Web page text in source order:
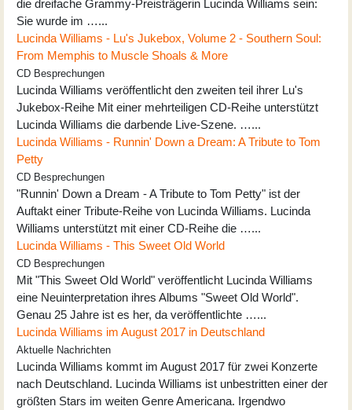
die dreifache Grammy-Preisträgerin Lucinda Williams sein:
Sie wurde im …...
Lucinda Williams - Lu's Jukebox, Volume 2 - Southern Soul:
From Memphis to Muscle Shoals & More
CD Besprechungen
Lucinda Williams veröffentlicht den zweiten teil ihrer Lu's
Jukebox-Reihe Mit einer mehrteiligen CD-Reihe unterstützt
Lucinda Williams die darbende Live-Szene. …...
Lucinda Williams - Runnin' Down a Dream: A Tribute to Tom
Petty
CD Besprechungen
"Runnin' Down a Dream - A Tribute to Tom Petty" ist der
Auftakt einer Tribute-Reihe von Lucinda Williams. Lucinda
Williams unterstützt mit einer CD-Reihe die …...
Lucinda Williams - This Sweet Old World
CD Besprechungen
Mit "This Sweet Old World" veröffentlicht Lucinda Williams
eine Neuinterpretation ihres Albums "Sweet Old World".
Genau 25 Jahre ist es her, da veröffentlichte …...
Lucinda Williams im August 2017 in Deutschland
Aktuelle Nachrichten
Lucinda Williams kommt im August 2017 für zwei Konzerte
nach Deutschland. Lucinda Williams ist unbestritten einer der
größten Stars im weiten Genre Americana. Irgendwo